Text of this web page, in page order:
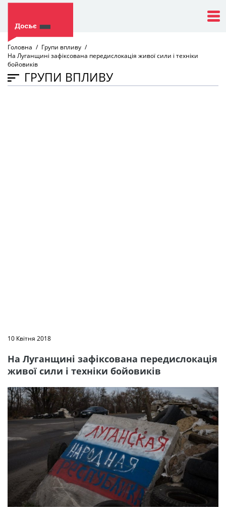
Головна
Групи впливу
На Луганщині зафіксована передислокація живої сили і техніки
бойовиків
ГРУПИ ВПЛИВУ
10 Квітня 2018
На Луганщині зафіксована передислокація
живої сили і техніки бойовиків